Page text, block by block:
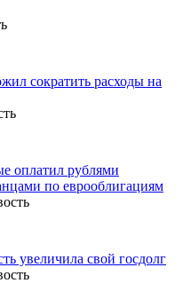
сократить расходы на
оплатил рублями
по еврооблигациям
увеличила свой госдолг